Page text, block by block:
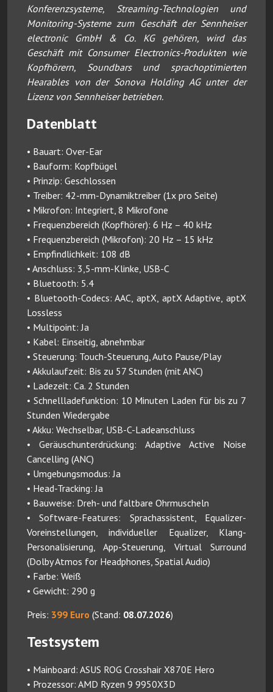
Konferenzsysteme, Streaming-Technologien und
Monitoring-Systeme zum Geschäft der Sennheiser
electronic GmbH & Co. KG gehören, wird das
Geschäft mit Consumer Electronics-Produkten wie
Kopfhörern, Soundbars und sprachoptimierten
Hearables von der Sonova Holding AG unter der
Lizenz von Sennheiser betrieben.
Datenblatt
• Bauart: Over-Ear
• Bauform: Kopfbügel
• Prinzip: Geschlossen
• Treiber: 42-mm-Dynamiktreiber (1x pro Seite)
• Mikrofon: Integriert, 8 Mikrofone
• Frequenzbereich (Kopfhörer): 6 Hz – 40 kHz
• Frequenzbereich (Mikrofon): 20 Hz – 15 kHz
• Empfindlichkeit: 108 dB
• Anschluss: 3,5-mm-Klinke, USB-C
• Bluetooth: 5.4
• Bluetooth-Codecs: AAC, aptX, aptX Adaptive, aptX
Lossless
• Multipoint: Ja
• Kabel: Einseitig, abnehmbar
• Steuerung: Touch-Steuerung, Auto Pause/Play
• Akkulaufzeit: Bis zu 57 Stunden (mit ANC)
• Ladezeit: Ca. 2 Stunden
• Schnellladefunktion: 10 Minuten Laden für bis zu 7
Stunden Wiedergabe
• Akku: Wechselbar, USB-C-Ladeanschluss
• Geräuschunterdrückung: Adaptive Active Noise
Cancelling (ANC)
• Umgebungsmodus: Ja
• Head-Tracking: Ja
• Bauweise: Dreh- und faltbare Ohrmuscheln
• Software-Features: Sprachassistent, Equalizer-
Voreinstellungen, individueller Equalizer, Klang-
Personalisierung, App-Steuerung, Virtual Surround
(Dolby Atmos for Headphones, Spatial Audio)
• Farbe: Weiß
• Gewicht: 290 g
Preis: 399 Euro (Stand: 08.07.2026)
Testsystem
• Mainboard: ASUS ROG Crosshair X870E Hero
• Prozessor: AMD Ryzen 9 9950X3D